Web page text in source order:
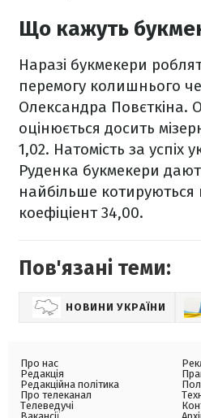
Що кажуть
Наразі букмекери
перемогу колишнього
Олександра Повєткіна.
оцінюється досить
1,02. Натомість за успіх
Руденка букмекери
найбільше котируються
коефіціент 34,00.
Пов'язані теми:
НОВИНИ УКРАЇНИ
Про нас
Редакція
Редакційна політика
Про телеканал
Телеведучі